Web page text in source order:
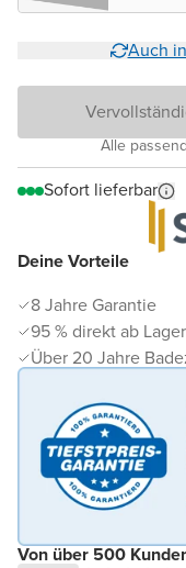
Deine Vorteile
8 Jahre Garantie
95 % direkt ab
Über 20 Jahre
Von über 500
Auch
Alle
Sofort lieferbar